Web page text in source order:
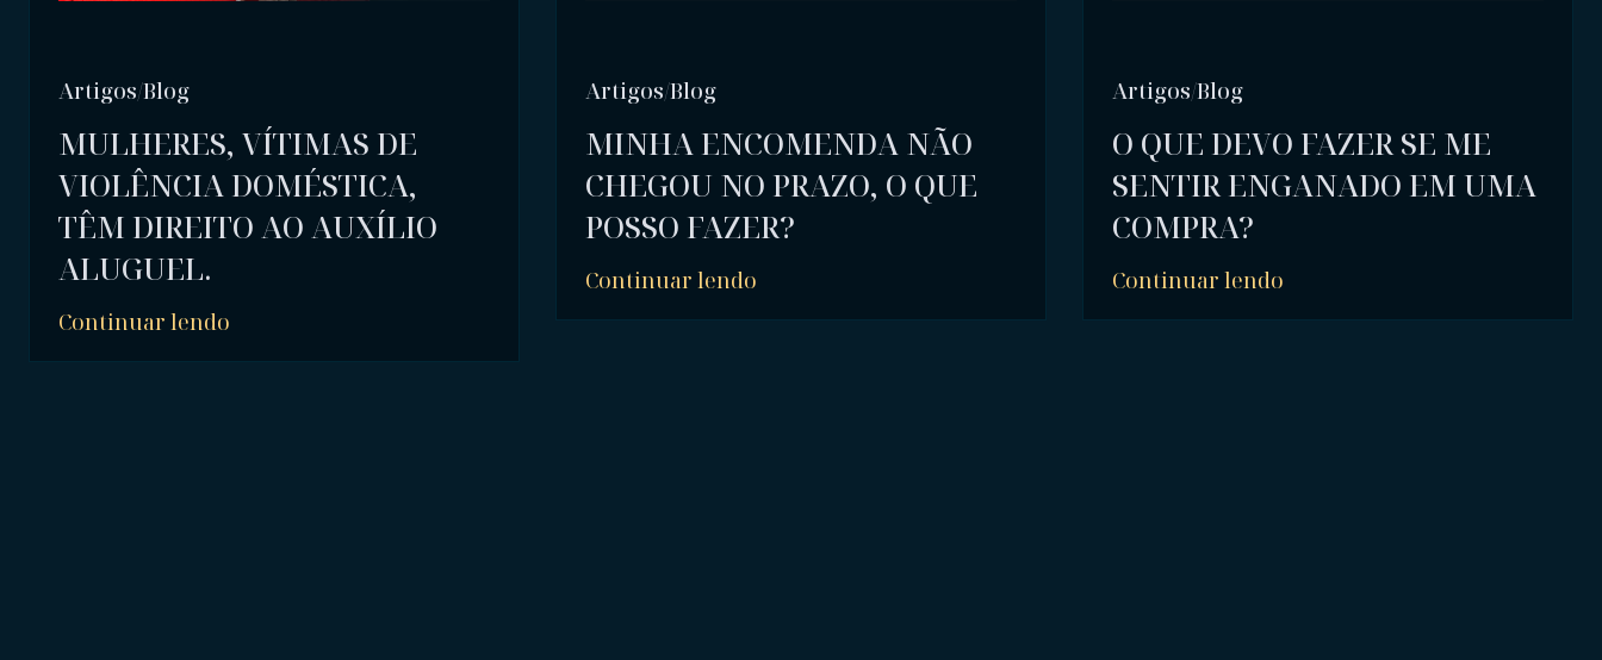
Artigos/Blog
MULHERES, VÍTIMAS DE
VIOLÊNCIA DOMÉSTICA,
TÊM DIREITO AO AUXÍLIO
ALUGUEL.
Continuar lendo
Artigos/Blog
MINHA ENCOMENDA NÃO
CHEGOU NO PRAZO, O QUE
POSSO FAZER?
Continuar lendo
Artigos/Blog
O QUE DEVO FAZER SE ME
SENTIR ENGANADO EM UMA
COMPRA?
Continuar lendo